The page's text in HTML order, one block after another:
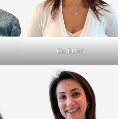
Dr. EL Ali